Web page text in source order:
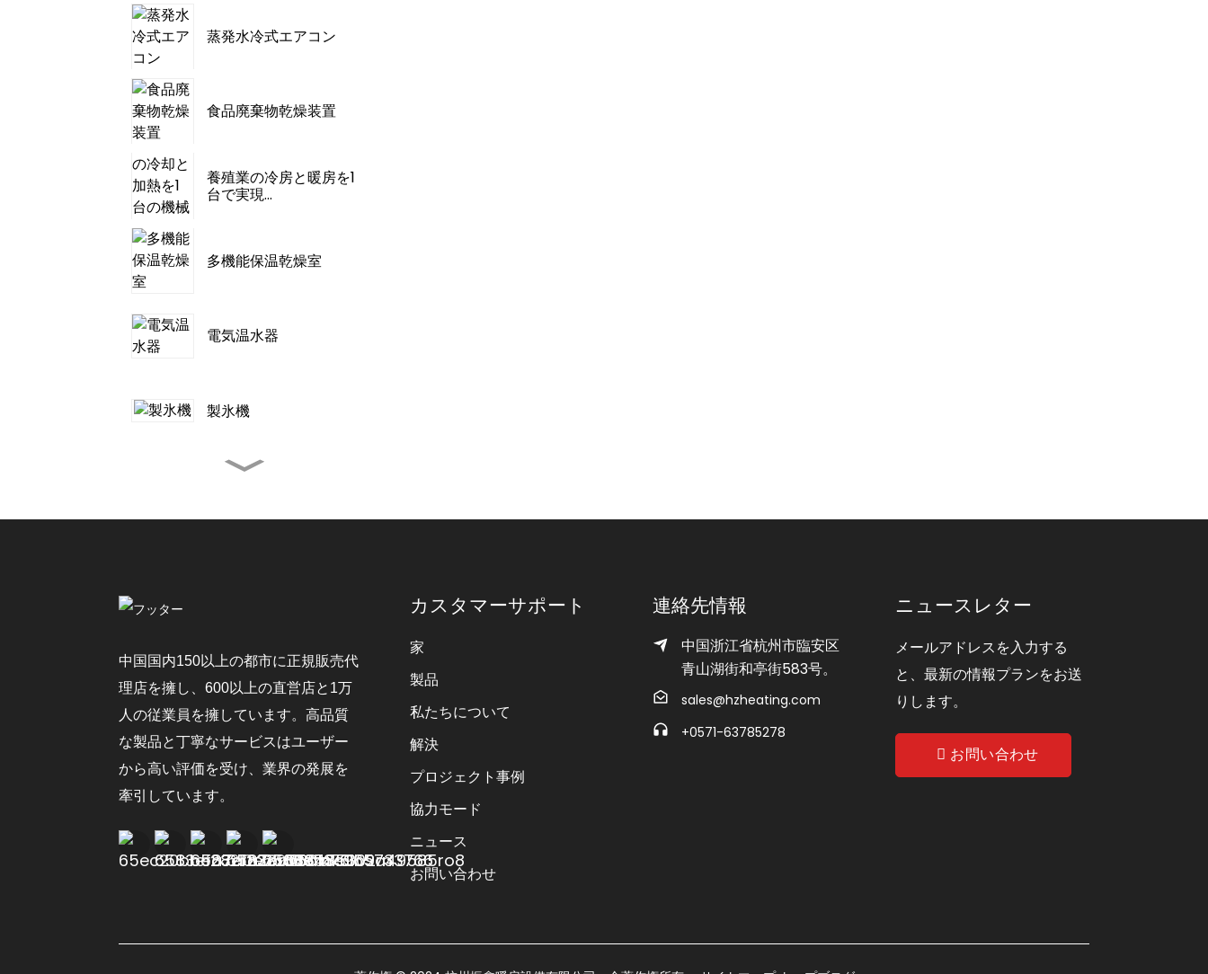
蒸発水冷式エアコン
食品廃棄物乾燥装置
養殖業の冷房と暖房を1
台で実現...
多機能保温乾燥室
電気温水器
製氷機
テントキャンプ用屋外
ポータブルエアコン 自
然/冷房/暖房
中国国内150以上の都市に正規販売代
理店を擁し、600以上の直営店と1万
人の従業員を擁しています。高品質
な製品と丁寧なサービスはユーザー
から高い評価を受け、業界の発展を
牽引しています。
カスタマーサポート
家
製品
私たちについて
解決
プロジェクト事例
協力モード
ニュース
お問い合わせ
連絡先情報
中国浙江省杭州市臨安区
青山湖街和亭街583号。
sales@hzheating.com
+0571-63785278
ニュースレター
メールアドレスを入力する
と、最新の情報プランをお送
りします。
お問い合わせ